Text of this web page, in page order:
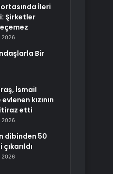
İleri
Şirketler
2026
Bir
İsmail
kızının
itiraz etti
2026
dibinden 50
2026